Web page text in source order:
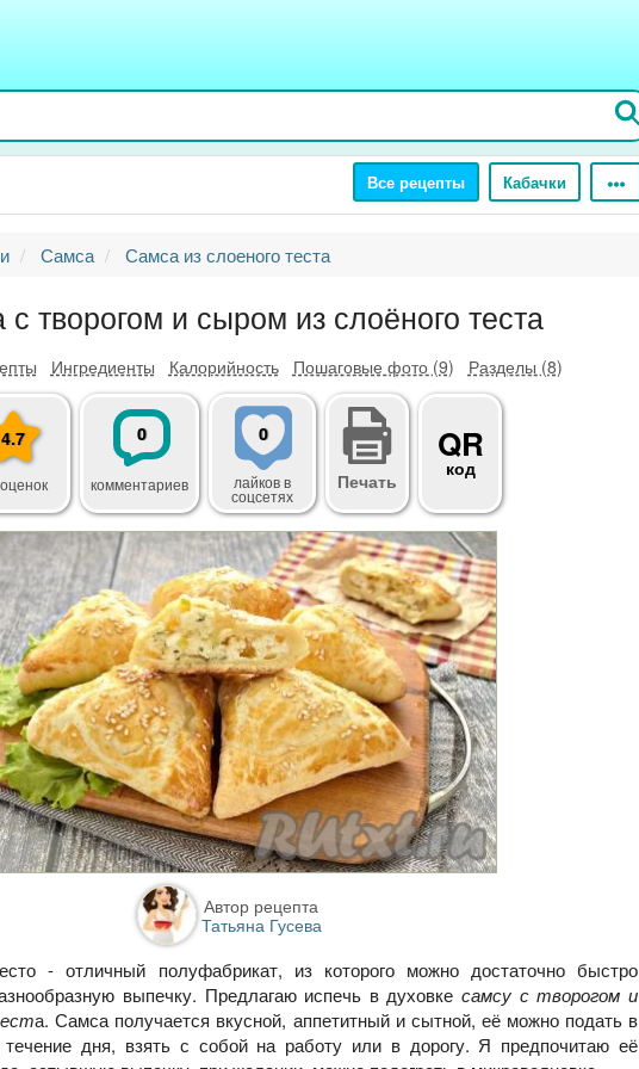
Все рецепты Кабачки
Самса Самса из слоеного теста
творогом и сыром из слоёного теста
Ингредиенты Калорийность Пошаговые фото (9) Разделы (8)
4.7 0
комментариев
0
лайковв
соцсетях
Печать
QR
код
Автор рецепта
Татьяна Гусева
- отличный полуфабрикат, из которого можно достаточно быстро
выпечку. Предлагаю испечь в духовкесамсу с творогом и
а. Самса получается вкусной, аппетитный и сытной, её можно подать в
течение дня, взять с собой на работу или в дорогу. Я предпочитаю её